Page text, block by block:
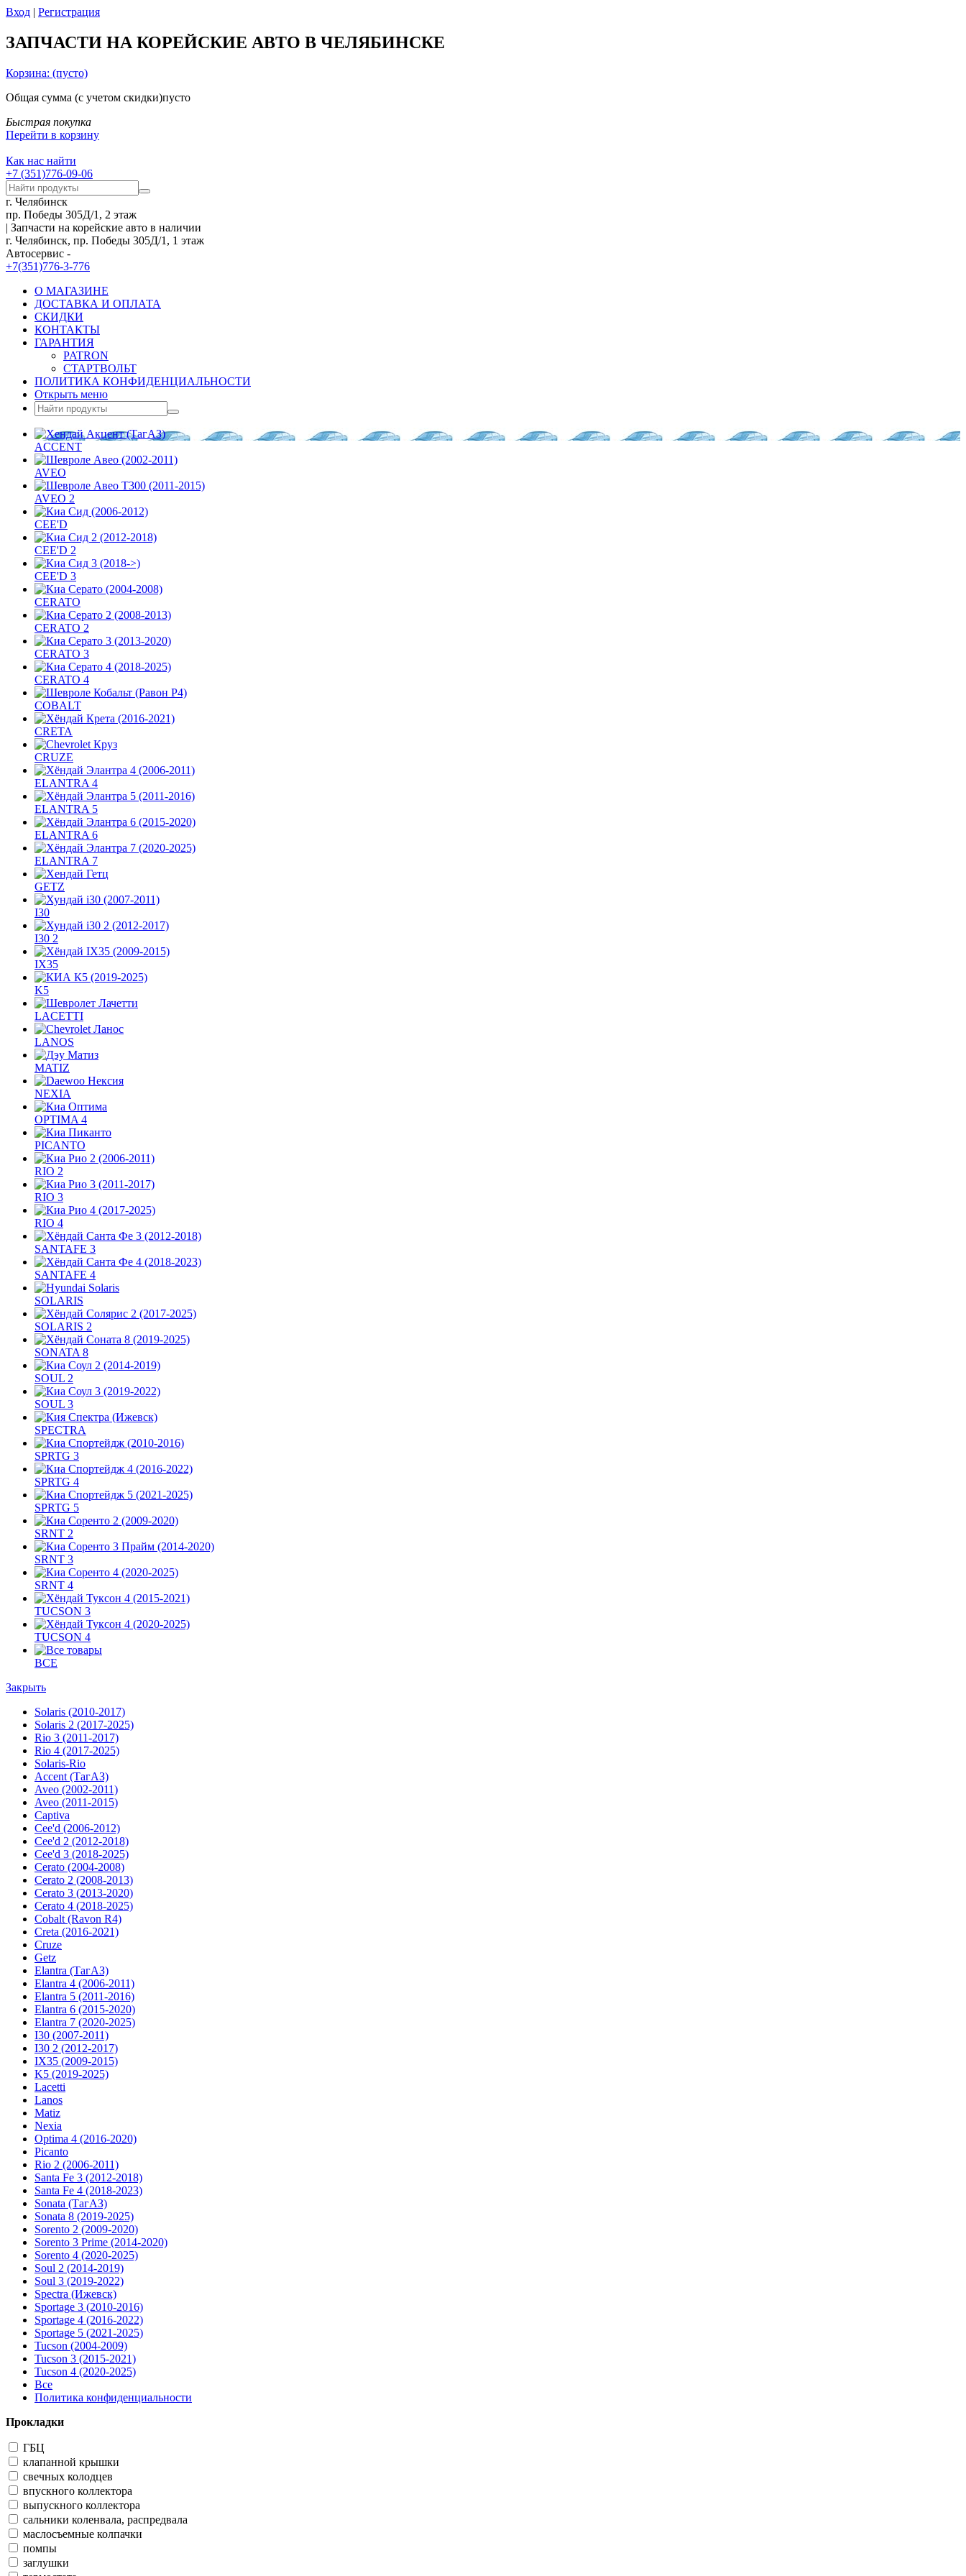
Вход | Регистрация
ЗАПЧАСТИ НА КОРЕЙСКИЕ АВТО В ЧЕЛЯБИНСКЕ
Корзина: (пусто)
Общая сумма (с учетом скидки)пусто
Быстрая покупка
Перейти в корзину
Как нас найти
+7 (351)776-09-06
г. Челябинск
пр. Победы 305Д/1, 2 этаж
| Запчасти на корейские авто в наличии
г. Челябинск, пр. Победы 305Д/1, 1 этаж
Автосервис -
+7(351)776-3-776
О МАГАЗИНЕ
ДОСТАВКА И ОПЛАТА
СКИДКИ
КОНТАКТЫ
ГАРАНТИЯ
PATRON
СТАРТВОЛЬТ
ПОЛИТИКА КОНФИДЕНЦИАЛЬНОСТИ
Открыть меню
ACCENT
AVEO
AVEO 2
CEE'D
CEE'D 2
CEE'D 3
CERATO
CERATO 2
CERATO 3
CERATO 4
COBALT
CRETA
CRUZE
ELANTRA 4
ELANTRA 5
ELANTRA 6
ELANTRA 7
GETZ
I30
I30 2
IX35
K5
LACETTI
LANOS
MATIZ
NEXIA
OPTIMA 4
PICANTO
RIO 2
RIO 3
RIO 4
SANTAFE 3
SANTAFE 4
SOLARIS
SOLARIS 2
SONATA 8
SOUL 2
SOUL 3
SPECTRA
SPRTG 3
SPRTG 4
SPRTG 5
SRNT 2
SRNT 3
SRNT 4
TUCSON 3
TUCSON 4
ВСЕ
Закрыть
Solaris (2010-2017)
Solaris 2 (2017-2025)
Rio 3 (2011-2017)
Rio 4 (2017-2025)
Solaris-Rio
Accent (ТагАЗ)
Aveo (2002-2011)
Aveo (2011-2015)
Captiva
Cee'd (2006-2012)
Cee'd 2 (2012-2018)
Cee'd 3 (2018-2025)
Cerato (2004-2008)
Cerato 2 (2008-2013)
Cerato 3 (2013-2020)
Cerato 4 (2018-2025)
Cobalt (Ravon R4)
Creta (2016-2021)
Cruze
Getz
Elantra (ТагАЗ)
Elantra 4 (2006-2011)
Elantra 5 (2011-2016)
Elantra 6 (2015-2020)
Elantra 7 (2020-2025)
I30 (2007-2011)
I30 2 (2012-2017)
IX35 (2009-2015)
K5 (2019-2025)
Lacetti
Lanos
Matiz
Nexia
Optima 4 (2016-2020)
Picanto
Rio 2 (2006-2011)
Santa Fe 3 (2012-2018)
Santa Fe 4 (2018-2023)
Sonata (ТагАЗ)
Sonata 8 (2019-2025)
Sorento 2 (2009-2020)
Sorento 3 Prime (2014-2020)
Sorento 4 (2020-2025)
Soul 2 (2014-2019)
Soul 3 (2019-2022)
Spectra (Ижевск)
Sportage 3 (2010-2016)
Sportage 4 (2016-2022)
Sportage 5 (2021-2025)
Tucson (2004-2009)
Tucson 3 (2015-2021)
Tucson 4 (2020-2025)
Все
Политика конфиденциальности
Прокладки
ГБЦ
клапанной крышки
свечных колодцев
впускного коллектора
выпускного коллектора
сальники коленвала, распредвала
маслосъемные колпачки
помпы
заглушки